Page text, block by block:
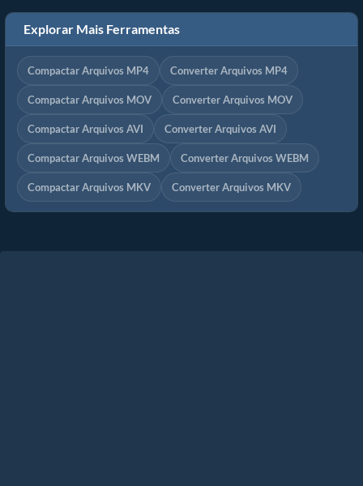
Explorar Mais Ferramentas
Compactar Arquivos MP4 Converter Arquivos MP4
Compactar Arquivos MOV Converter Arquivos MOV
Compactar Arquivos AVI Converter Arquivos AVI
Compactar Arquivos WEBM Converter Arquivos WEBM
Compactar Arquivos MKV Converter Arquivos MKV